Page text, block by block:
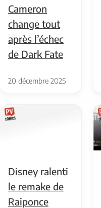
Cameron
change tout
après l’échec
de Dark Fate
20 décembre 2025
Disney ralenti
le remake de
Raiponce